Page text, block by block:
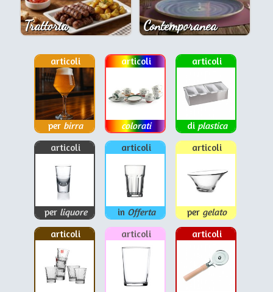
Trattoria Contemporanea
articoli
per birra
articoli
colorati
articoli
di plastica
articoli
per liquore
articoli
in Offerta
articoli
per gelato
articoli
articoli articoli